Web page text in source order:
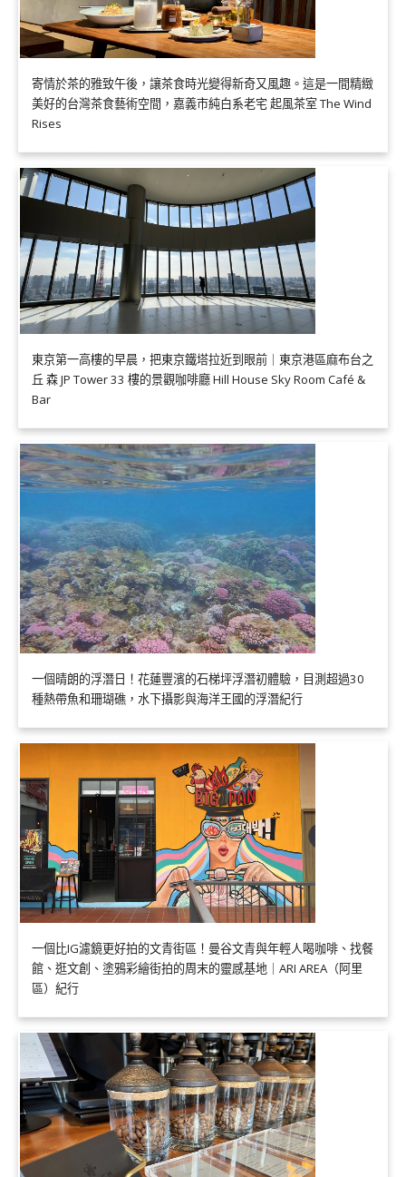
寄情於茶的雅致午後，讓茶食時光變得新奇又風趣。這是一間精緻
美好的台灣茶食藝術空間，嘉義市純白系老宅 起風茶室 The Wind
Rises
東京第一高樓的早晨，把東京鐵塔拉近到眼前｜東京港區麻布台之
丘 森 JP Tower 33 樓的景觀咖啡廳 Hill House Sky Room Café &
Bar
一個晴朗的浮潛日！花蓮豐濱的石梯坪浮潛初體驗，目測超過30
種熱帶魚和珊瑚礁，水下攝影與海洋王國的浮潛紀行
一個比IG濾鏡更好拍的文青街區！曼谷文青與年輕人喝咖啡、找餐
館、逛文創、塗鴉彩繪街拍的周末的靈感基地｜ARI AREA（阿里
區）紀行